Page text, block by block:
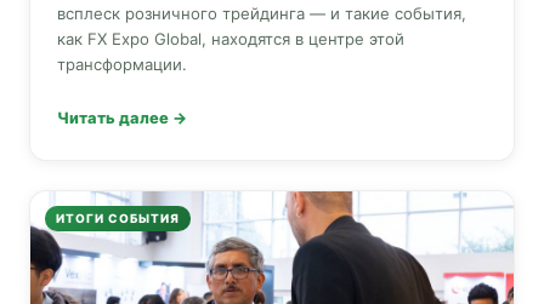
всплеск розничного трейдинга — и такие события,
как FX Expo Global, находятся в центре этой
трансформации.
Читать далее →
ИТОГИ СОБЫТИЯ